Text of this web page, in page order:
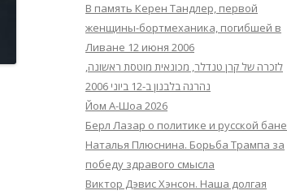
В память Керен Тандлер, первой
женщины-бортмеханика, погибшей в
Ливане 12 июня 2006
לזכרה של קרן טנדלר, מכונאית מוטסת ראשונה,
נהרגה בלבנון ב-12 ביוני 2006
Йом А-Шоа 2026
Берл Лазар о политике и русской бане
Наталья Плюснина. Борьба Трампа за
победу здравого смысла
Виктор Дэвис Хэнсон. Наша долгая